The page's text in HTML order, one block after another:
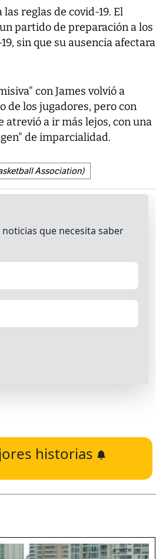
reglas de covid-19. El
partido de preparación a los
sin que su ausencia afectara
con James volvió a
de los jugadores, pero con
atrevió a ir más lejos, con una
de imparcialidad.
Association)
historias